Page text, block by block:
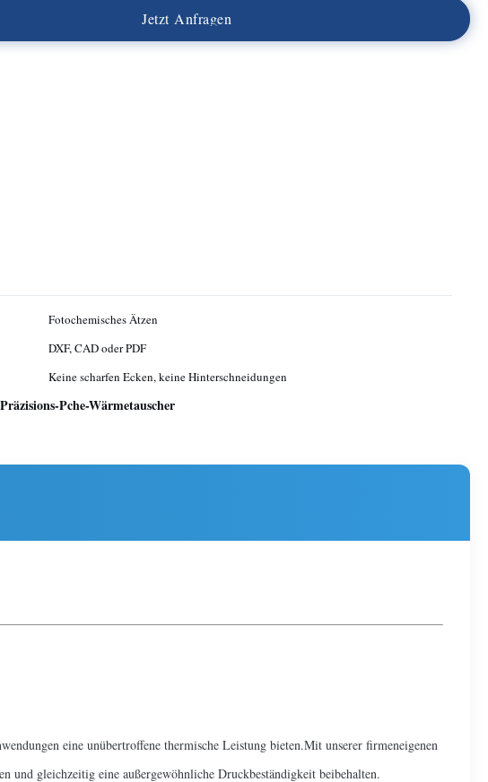
Jetzt Anfragen
Fotochemisches Ätzen
DXF, CAD oder PDF
Keine scharfen Ecken, keine Hinterschneidungen
Präzisions-Pche-Wärmetauscher
eine unübertroffene thermische Leistung bieten.Mit unserer firmeneigenen
und gleichzeitig eine außergewöhnliche Druckbeständigkeit beibehalten.